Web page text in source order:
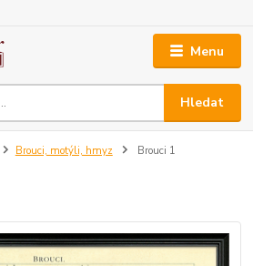
Menu
Hledat
Brouci, motýli, hmyz Brouci 1